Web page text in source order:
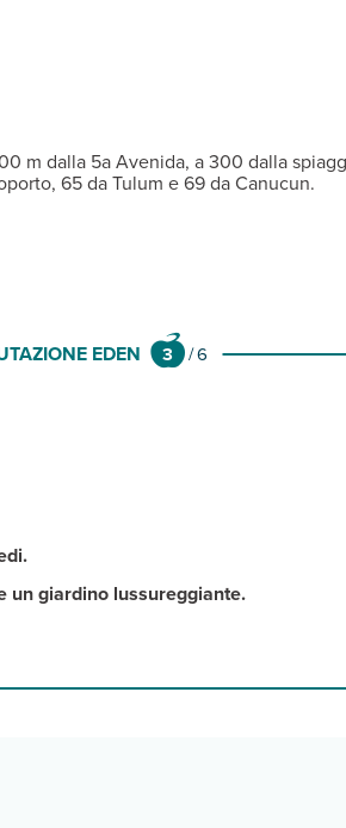
m dalla 5a Avenida, a 300 dalla
65 da Tulum e 69 da Canucun.
a soffitto, televisore e
e servizio di base.
comuni.
EDEN 3 /6
un giardino lussureggiante.